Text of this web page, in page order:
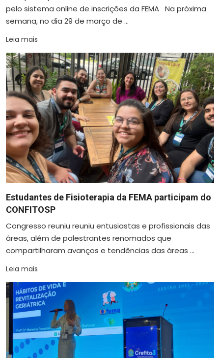
pelo sistema online de inscrições da FEMA Na próxima
semana, no dia 29 de março de ...
Leia mais
Estudantes de Fisioterapia da FEMA participam do
CONFITOSP
Congresso reuniu reuniu entusiastas e profissionais das
áreas, além de palestrantes renomados que
compartilharam avanços e tendências das áreas ...
Leia mais